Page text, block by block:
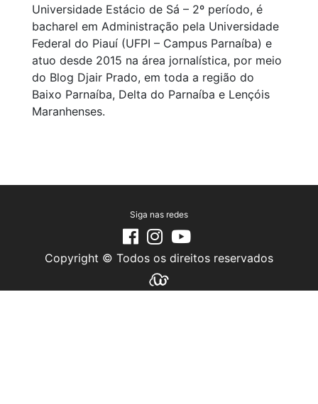
Universidade Estácio de Sá – 2º período, é
bacharel em Administração pela Universidade
Federal do Piauí (UFPI – Campus Parnaíba) e
atuo desde 2015 na área jornalística, por meio
do Blog Djair Prado, em toda a região do
Baixo Parnaíba, Delta do Parnaíba e Lençóis
Maranhenses.
Siga nas redes
Copyright © Todos os direitos reservados